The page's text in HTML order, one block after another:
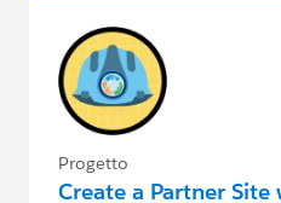
Progetto
Create a Partner